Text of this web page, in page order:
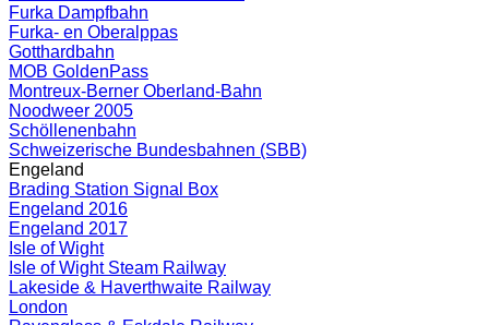
Furka Dampfbahn
Furka- en Oberalppas
Gotthardbahn
MOB GoldenPass
Montreux-Berner Oberland-Bahn
Noodweer 2005
Schöllenenbahn
Schweizerische Bundesbahnen (SBB)
Engeland
Brading Station Signal Box
Engeland 2016
Engeland 2017
Isle of Wight
Isle of Wight Steam Railway
Lakeside & Haverthwaite Railway
London